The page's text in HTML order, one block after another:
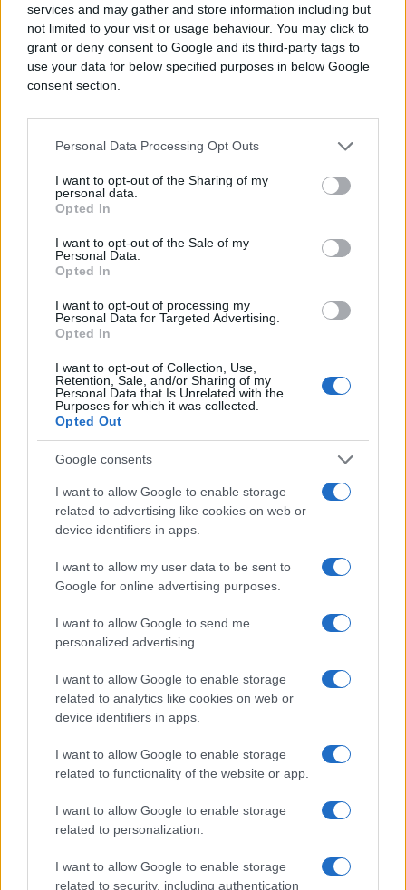
services and may gather and store information including but
not limited to your visit or usage behaviour. You may click to
grant or deny consent to Google and its third-party tags to
use your data for below specified purposes in below Google
consent section.
Personal Data Processing Opt Outs
I want to opt-out of the Sharing of my
personal data.
Opted In
I want to opt-out of the Sale of my
Personal Data.
Opted In
I want to opt-out of processing my
Personal Data for Targeted Advertising.
Opted In
I want to opt-out of Collection, Use,
Retention, Sale, and/or Sharing of my
Personal Data that Is Unrelated with the
Purposes for which it was collected.
Opted Out
Google consents
I want to allow Google to enable storage
related to advertising like cookies on web or
device identifiers in apps.
I want to allow my user data to be sent to
Google for online advertising purposes.
I want to allow Google to send me
personalized advertising.
I want to allow Google to enable storage
related to analytics like cookies on web or
device identifiers in apps.
I want to allow Google to enable storage
related to functionality of the website or app.
I want to allow Google to enable storage
related to personalization.
I want to allow Google to enable storage
related to security, including authentication
uzmite najbolje što su 80-te godine pružile i
interpretirajte ovaj prepoznatljivi stil u vašem
domu.
#dom
#uređenje